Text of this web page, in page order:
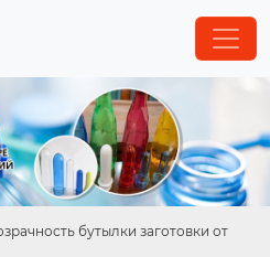
бутылки заготовки от